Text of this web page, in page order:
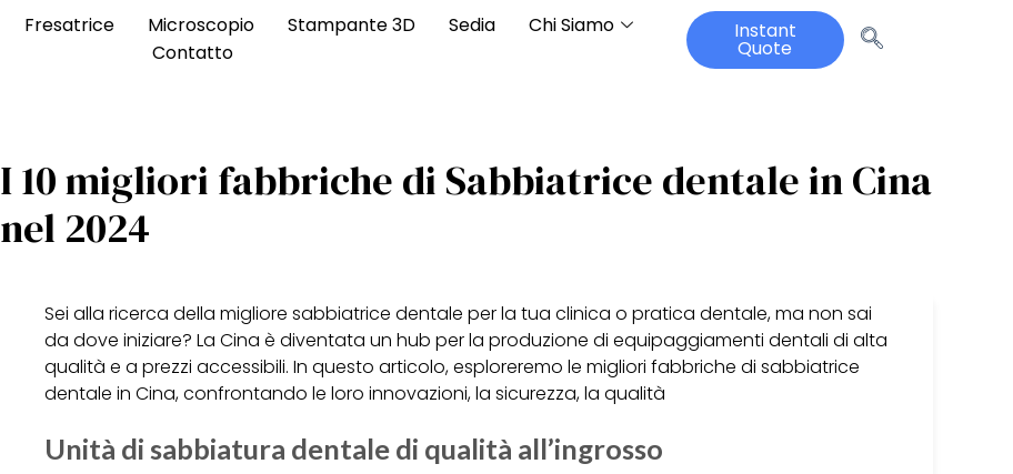
Fresatrice Microscopio Stampante 3D Sedia
Chi Siamo
Contatto
Instant
Quote
I 10 migliori fabbriche di Sabbiatrice dentale in Cina
nel 2024
Sei alla ricerca della migliore sabbiatrice dentale per la tua clinica o pratica dentale, ma non sai
da dove iniziare? La Cina è diventata un hub per la produzione di equipaggiamenti dentali di alta
qualità e a prezzi accessibili. In questo articolo, esploreremo le migliori fabbriche di sabbiatrice
dentale in Cina, confrontando le loro innovazioni, la sicurezza, la qualità
Unità di sabbiatura dentale di qualità all’ingrosso